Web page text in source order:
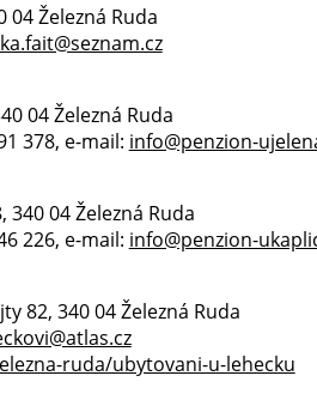
04 Železná Ruda
04 Železná Ruda
378, e-mail: info@penzion-
340 04 Železná Ruda
226, e-mail: info@penzion-
82, 340 04 Železná Ruda
ruda/ubytovani-u-lehecku